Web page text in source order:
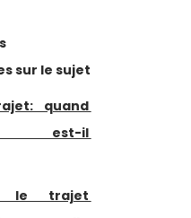
sur le sujet
quand
est-il
le trajet